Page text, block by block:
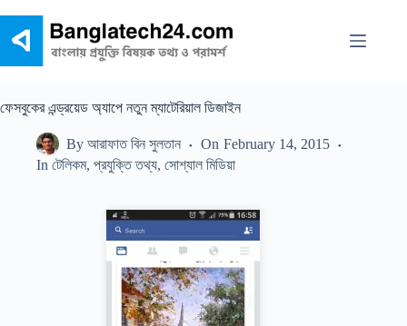
content
ফেসবুকের এন্ড্রয়েড অ্যাপে নতুন ম্যাটেরিয়াল ডিজাইন
By আরাফাত বিন সুলতান On February 14, 2015
In টেলিকম,প্রযুক্তি তথ্য,সোশ্যাল মিডিয়া